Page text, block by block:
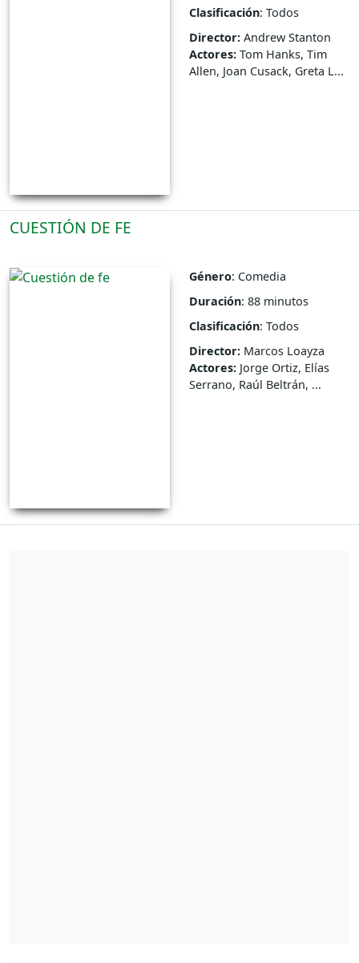
Clasificación: Todos
Director: Andrew Stanton
Actores: Tom Hanks, Tim
Allen, Joan Cusack, Greta L...
CUESTIÓN DE FE
Género: Comedia
Duración: 88 minutos
Clasificación: Todos
Director: Marcos Loayza
Actores: Jorge Ortiz, Elías
Serrano, Raúl Beltrán, ...